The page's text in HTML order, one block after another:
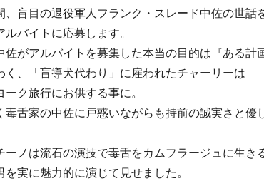
、盲目の退役軍人フランク・スレード中佐の世話
ルバイトに応募します。
佐がアルバイトを募集した本当の目的は『ある計
く、「盲導犬代わり」に雇われたチャーリーは
ーク旅行にお供する事に。
毒舌家の中佐に戸惑いながらも持前の誠実さと優
ーノは流石の演技で毒舌をカムフラージュに生き
を実に魅力的に演じて見せました。